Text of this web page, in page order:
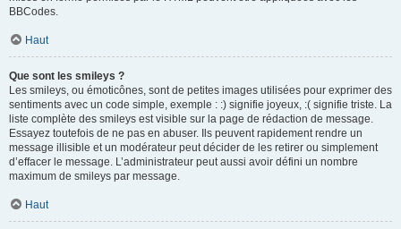
BBCodes.
Haut
Que sont les smileys ?
Les smileys, ou émoticônes, sont de petites images utilisées pour exprimer des
sentiments avec un code simple, exemple : :) signifie joyeux, :( signifie triste. La
liste complète des smileys est visible sur la page de rédaction de message.
Essayez toutefois de ne pas en abuser. Ils peuvent rapidement rendre un
message illisible et un modérateur peut décider de les retirer ou simplement
d’effacer le message. L’administrateur peut aussi avoir défini un nombre
maximum de smileys par message.
Haut